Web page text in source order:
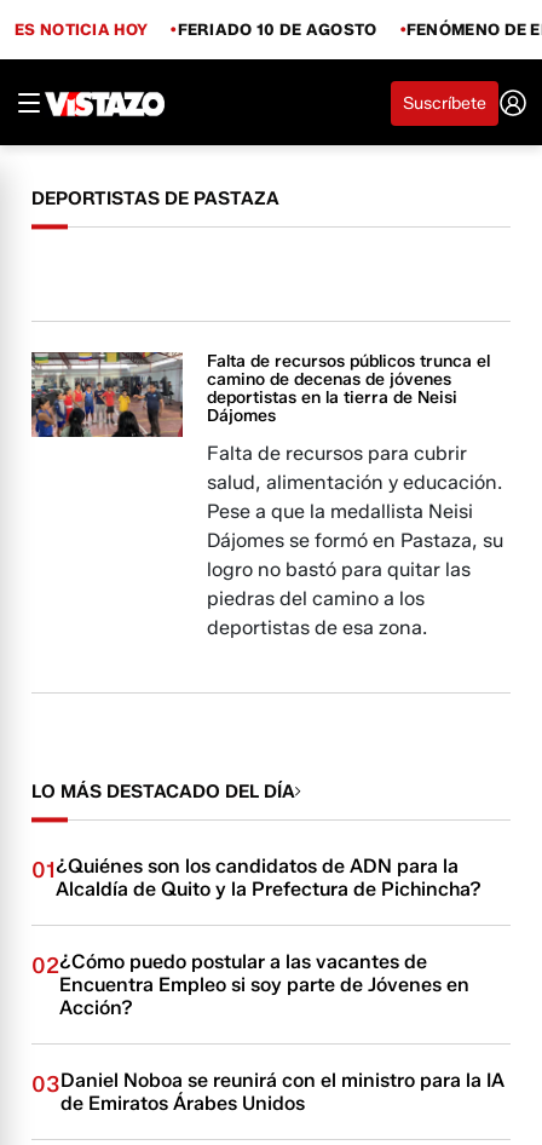
ES NOTICIA HOY FERIADO 10 DE AGOSTO FENÓMENO DE
Suscríbete
DEPORTISTAS DE PASTAZA
Falta de recursos públicos trunca el
camino de decenas de jóvenes
deportistas en la tierra de Neisi
Dájomes
Falta de recursos para cubrir
salud, alimentación y educación.
Pese a que la medallista Neisi
Dájomes se formó en Pastaza, su
logro no bastó para quitar las
piedras del camino a los
deportistas de esa zona.
LO MÁS DESTACADO DEL DÍA
01¿Quiénes son los candidatos de ADN para la
Alcaldía de Quito y la Prefectura de Pichincha?
02¿Cómo puedo postular a las vacantes de
Encuentra Empleo si soy parte de Jóvenes en
Acción?
03Daniel Noboa se reunirá con el ministro para la IA
de Emiratos Árabes Unidos